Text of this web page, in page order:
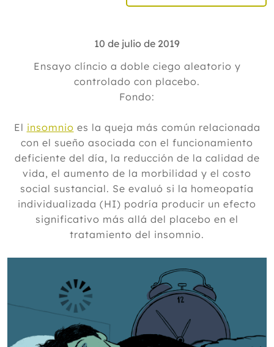
2025
2024
2023
2021
2020
2019
Diciembre
Noviembre
Octubre
Septiembre
Mayo
Abril
Marzo
Febrero
Enero
10 de julio de 2019
Ensayo clíncio a doble ciego aleatorio y
controlado con placebo.
Fondo:
El insomnio es la queja más común relacionada
con el sueño asociada con el funcionamiento
deficiente del día, la reducción de la calidad de
vida, el aumento de la morbilidad y el costo
social sustancial. Se evaluó si la homeopatía
individualizada (HI) podría producir un efecto
significativo más allá del placebo en el
tratamiento del insomnio.